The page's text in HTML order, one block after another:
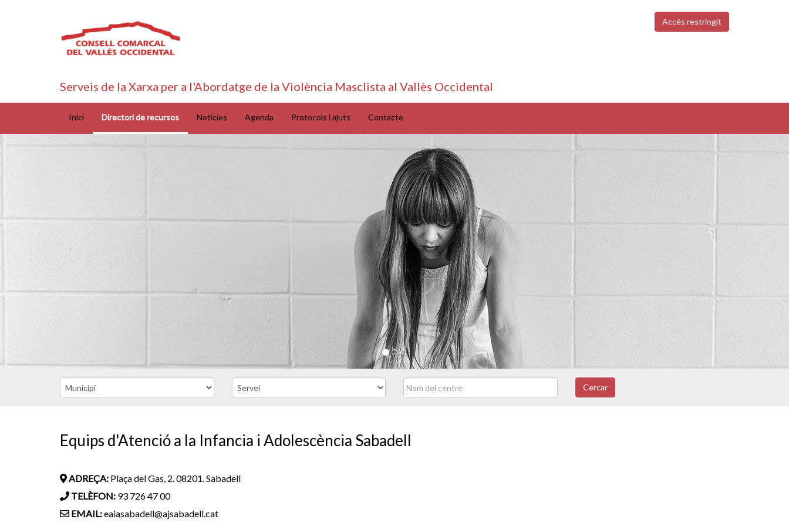
Accés restringit
Serveis de la Xarxa per a l'Abordatge de la Violència Masclista al Vallès Occidental
Inici Directori de recursos Notícies Agenda Protocols i ajuts Contacte
Cercar
Equips d'Atenció a la Infancia i Adolescència Sabadell
ADREÇA: Plaça del Gas, 2. 08201. Sabadell
TELÈFON: 93 726 47 00
EMAIL:eaiasabadell@ajsabadell.cat